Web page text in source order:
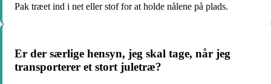
Pak træet ind i net eller stof for at holde nålene på plads.
Er der særlige hensyn, jeg skal tage, når jeg
transporterer et stort juletræ?